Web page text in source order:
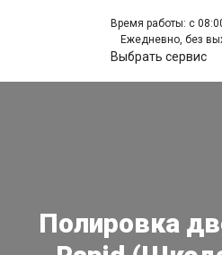
Время работы: с
Ежедневно, без
Выбрать сервис
Полировка